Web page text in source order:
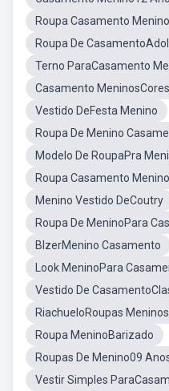
Roupa Casamento
Roupa De
Terno ParaCasamento
Casamento
Vestido DeFesta Menino
Roupa De Menino
Modelo De RoupaPra
Roupa Casamento
Menino Vestido DeCoutry
Roupa De MeninoPara
BlzerMenino Casamento
Look MeninoPara
Vestido De
RiachueloRoupas
Roupa MeninoBarizado
Roupas De Menino09
Vestir Simples